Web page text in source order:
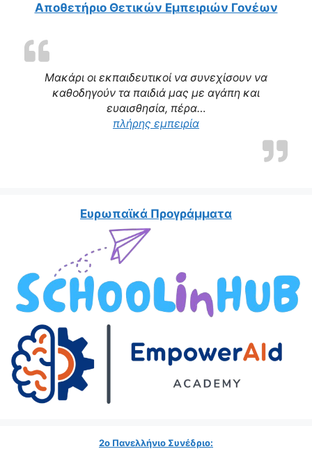
Μακάρι οι εκπαιδευτικοί να συνεχίσουν να
καθοδηγούν τα παιδιά μας με αγάπη και
ευαισθησία, πέρα…
πλήρης εμπειρία
Αποθετήριο Θετικών Εμπειριών Γονέων
Ευρωπαϊκά Προγράμματα
2ο Πανελλήνιο Συνέδριο: